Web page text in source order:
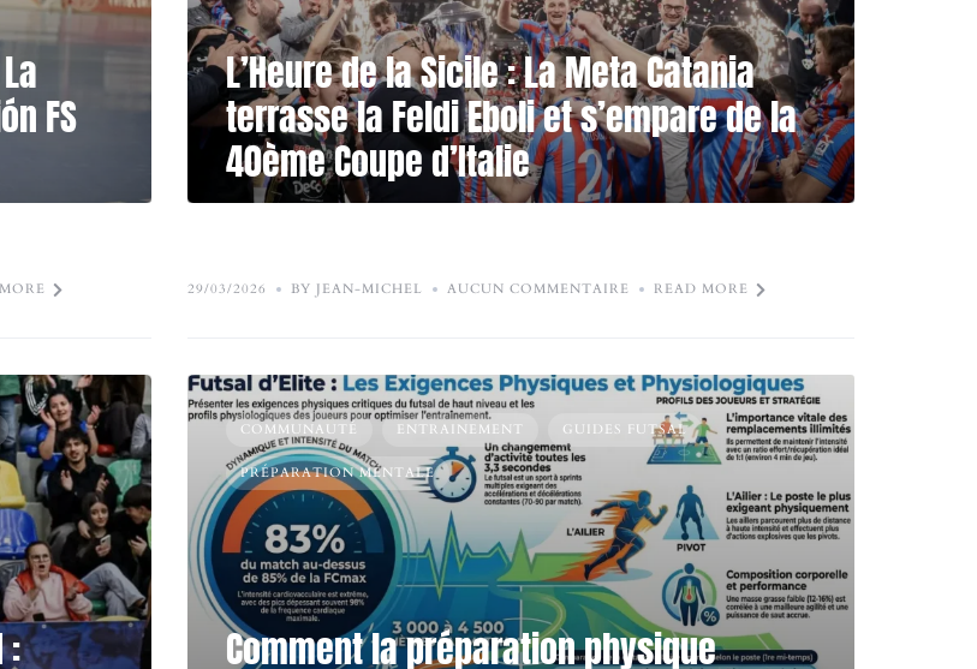
FS
L’Heure de la Sicile : La Meta Catania
terrasse la Feldi Eboli et s’empare de la
40ème Coupe d’Italie
29/03/2026 BY JEAN-MICHEL AUCUN COMMENTAIRE READ MORE
:
COMMUNAUTÉ ENTRAINEMENT GUIDES FUTSAL
PRÉPARATION MENTALE
Comment la préparation physique